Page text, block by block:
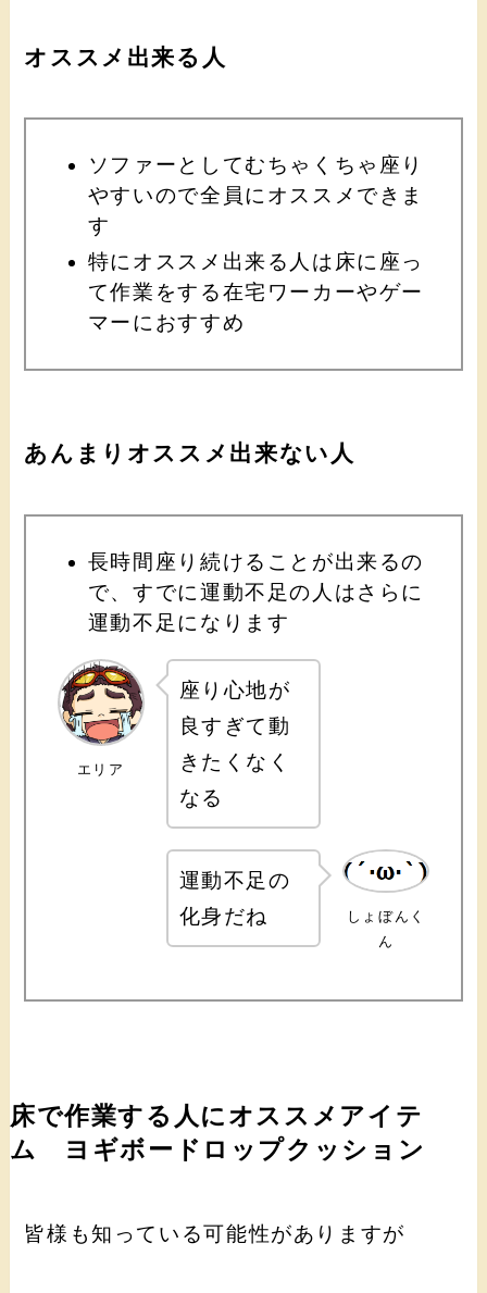
オススメ出来る人
ソファーとしてむちゃくちゃ座り
やすいので全員にオススメできま
す
特にオススメ出来る人は床に座っ
て作業をする在宅ワーカーやゲー
マーにおすすめ
あんまりオススメ出来ない人
長時間座り続けることが出来るの
で、すでに運動不足の人はさらに
運動不足になります
エリア
座り心地が
良すぎて動
きたくなく
なる
しょぼんく
ん
運動不足の
化身だね
床で作業する人にオススメアイテ
ム ヨギボードロップクッション
皆様も知っている可能性がありますが